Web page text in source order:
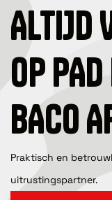
ALTIJD
OP
BACO
Praktisch en
uitrustingspartner.